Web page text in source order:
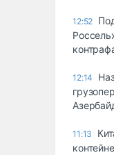
12:52
12:14
11:13